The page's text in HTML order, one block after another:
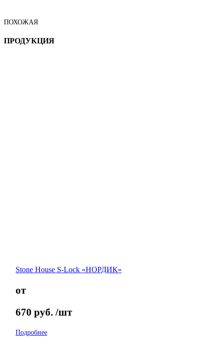
ПОХОЖАЯ
ПРОДУКЦИЯ
Stone House S-Lock «НОРДИК»
от
670 руб. /шт
Подробнее